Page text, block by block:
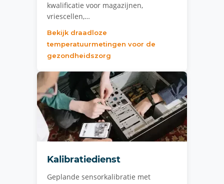
kwalificatie voor magazijnen,
vriescellen,…
Bekijk draadloze
temperatuurmetingen voor de
gezondheidszorg
Kalibratiedienst
Geplande sensorkalibratie met